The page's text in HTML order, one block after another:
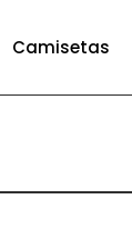
Camisetas